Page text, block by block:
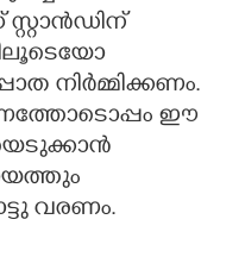
നിർമ്മിക്കണം.
ഈ
വരണം.